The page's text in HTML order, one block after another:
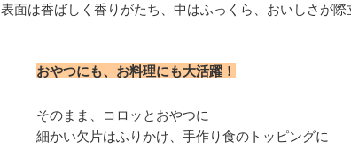
表面は香ばしく香りがたち、中はふっくら、おいしさが際
おやつにも、お料理にも大活躍！
そのまま、コロッとおやつに
細かい欠片はふりかけ、手作り食のトッピングに